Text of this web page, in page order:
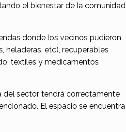
el bienestar de la comunidad
donde los vecinos pudieron
heladeras, etc), recuperables
textiles y medicamentos
del sector tendrá correctamente
El espacio se encuentra